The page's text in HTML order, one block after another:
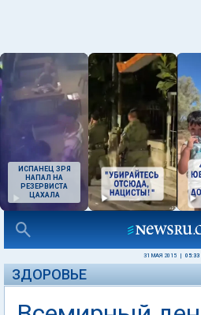
ИСПАНЕЦ ЗРЯ
НАПАЛ НА
РЕЗЕРВИСТА
ЦАХАЛА
31 МАЯ 2015 05:33
ЗДОРОВЬЕ